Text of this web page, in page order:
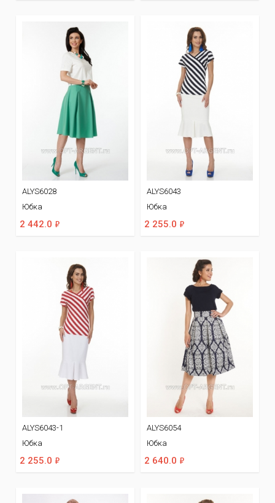
ALYS6028
Юбка
2 442.0 ф
ALYS6043
Юбка
2 255.0 ф
ALYS6043-1
Юбка
2 255.0 ф
ALYS6054
Юбка
2 640.0 ф